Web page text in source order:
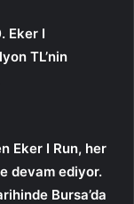
Eker I
TL’nin
Eker I Run, her
devam ediyor.
Bursa’da